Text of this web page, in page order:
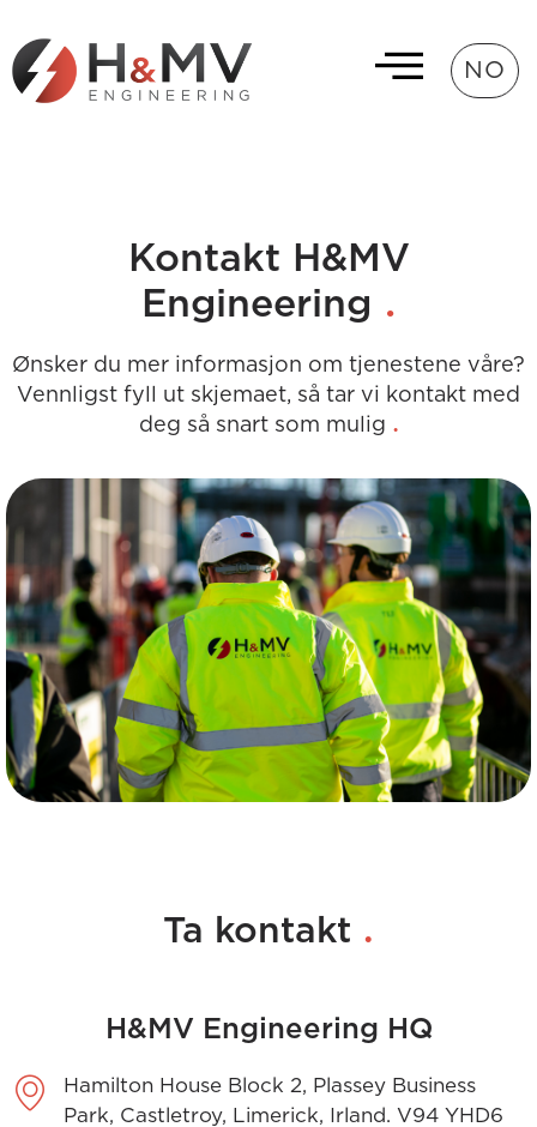
NO
Kontakt H&MV
Engineering .
Ønsker du mer informasjon om tjenestene våre?
Vennligst fyll ut skjemaet, så tar vi kontakt med
deg så snart som mulig .
Ta kontakt .
H&MV Engineering HQ
Hamilton House Block 2, Plassey Business
Park, Castletroy, Limerick, Irland. V94 YHD6